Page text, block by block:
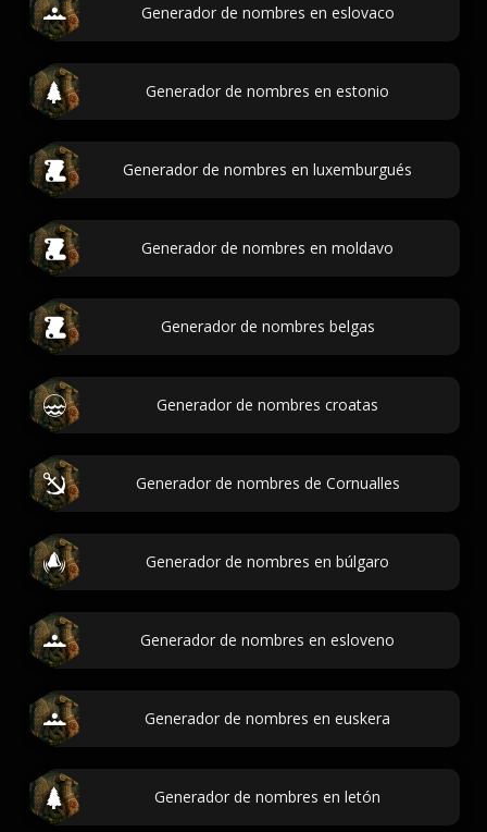
Generador de nombres en eslovaco
Generador de nombres en estonio
Generador de nombres en luxemburgués
Generador de nombres en moldavo
Generador de nombres belgas
Generador de nombres croatas
Generador de nombres de Cornualles
Generador de nombres en búlgaro
Generador de nombres en esloveno
Generador de nombres en euskera
Generador de nombres en letón